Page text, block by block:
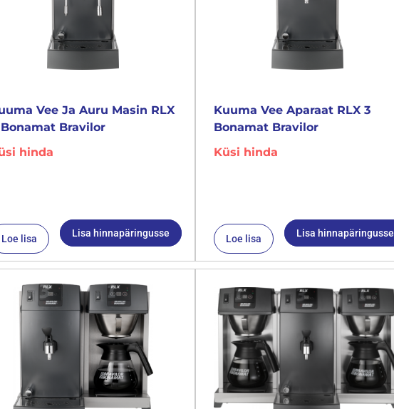
Vee Ja Auru Masin RLX
Bravilor
hinda
Loe lisa Lisa hinnapäringusse
Kuuma Vee Aparaat RLX 3
Bonamat Bravilor
Küsi hinda
Loe lisa Lisa hinnapäringusse